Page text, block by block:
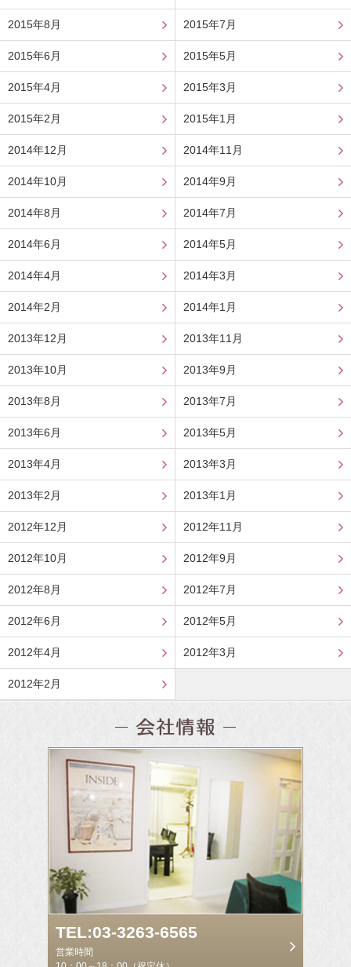
2015年8月 2015年7月
2015年6月 2015年5月
2015年4月 2015年3月
2015年2月 2015年1月
2014年12月 2014年11月
2014年10月 2014年9月
2014年8月 2014年7月
2014年6月 2014年5月
2014年4月 2014年3月
2014年2月 2014年1月
2013年12月 2013年11月
2013年10月 2013年9月
2013年8月 2013年7月
2013年6月 2013年5月
2013年4月 2013年3月
2013年2月 2013年1月
2012年12月 2012年11月
2012年10月 2012年9月
2012年8月 2012年7月
2012年6月 2012年5月
2012年4月 2012年3月
2012年2月
TEL:03-3263-6565
営業時間